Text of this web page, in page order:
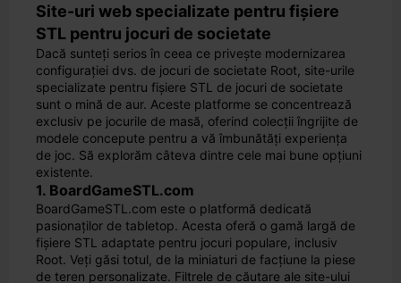
Site-uri web specializate pentru fișiere
STL pentru jocuri de societate
Dacă sunteți serios în ceea ce privește modernizarea
configurației dvs. de jocuri de societate Root, site-urile
specializate pentru fișiere STL de jocuri de societate
sunt o mină de aur. Aceste platforme se concentrează
exclusiv pe jocurile de masă, oferind colecții îngrijite de
modele concepute pentru a vă îmbunătăți experiența
de joc. Să explorăm câteva dintre cele mai bune opțiuni
existente.
1. BoardGameSTL.com
BoardGameSTL.com este o platformă dedicată
pasionaților de tabletop. Acesta oferă o gamă largă de
fișiere STL adaptate pentru jocuri populare, inclusiv
Root. Veți găsi totul, de la miniaturi de facțiune la piese
de teren personalizate. Filtrele de căutare ale site-ului